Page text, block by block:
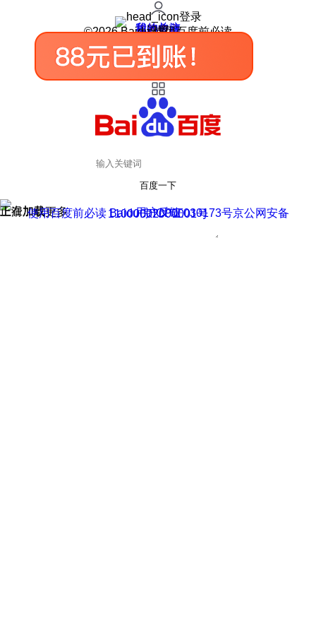
登录
我的关注
我的收藏
皮肤中心
用户反馈
设置
©2026 Baidu 使用百度前必读
百度一下
正在加载
上滑加载更多 用户反馈
使用百度前必读 Baidu 京ICP证030173号
京公网安备11000002000001号